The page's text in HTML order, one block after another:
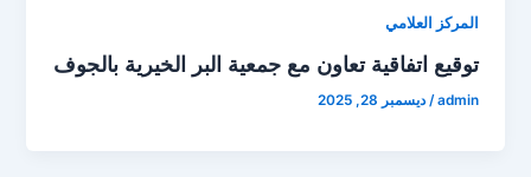
المركز العلامي
توقيع اتفاقية تعاون مع جمعية البر الخيرية بالجوف
admin
/ديسمبر 28, 2025